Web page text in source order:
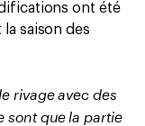
ont été
saison des
rivage avec des
sont que la partie